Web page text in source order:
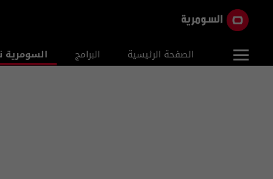
الصفحة الرئيسية البرامج السومرية